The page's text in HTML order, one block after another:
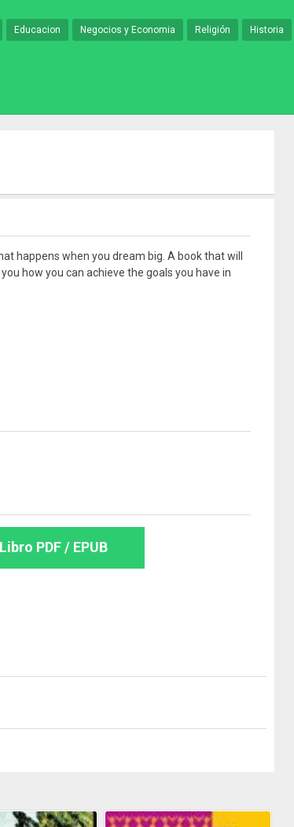
Educacion Negocios y Economia Religión Historia
happens when you dream big. A book that will
how you can achieve the goals you have in
PDF / EPUB